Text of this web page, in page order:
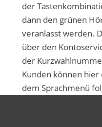
der
dann den grünen
veranlasst werden.
über den
der
Kunden können hier
dem Sprachmenü